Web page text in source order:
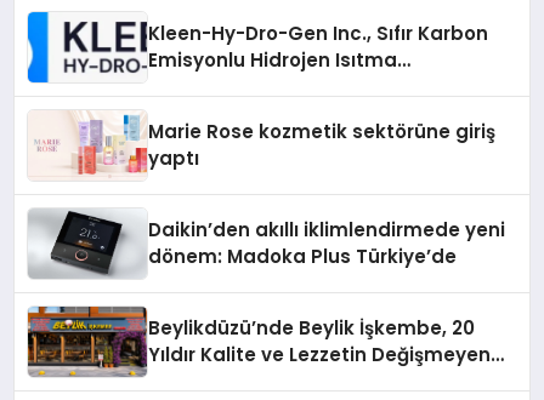
Kleen-Hy-Dro-Gen Inc., Sıfır Karbon
Emisyonlu Hidrojen Isıtma
Marie Rose kozmetik sektörüne giriş
yaptı
Daikin’den akıllı iklimlendirmede yeni
dönem: Madoka Plus Türkiye’de
Beylikdüzü’nde Beylik İşkembe, 20
Yıldır Kalite ve Lezzetin Değişmeyen